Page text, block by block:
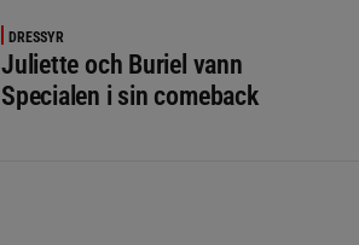
DRESSYR
Juliette och Buriel vann
Specialen i sin comeback